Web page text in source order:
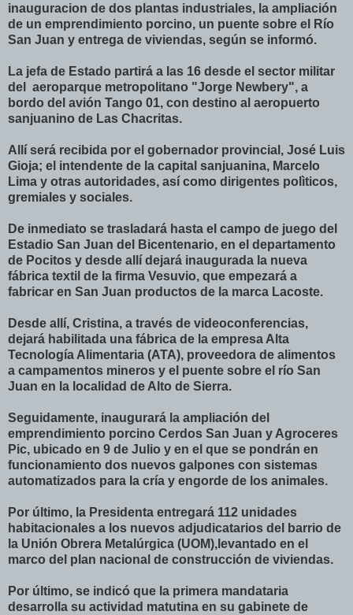
inauguracion de dos plantas industriales, la ampliación
de un emprendimiento porcino, un puente sobre el Río
San Juan y entrega de viviendas, según se informó.
La jefa de Estado partirá a las 16 desde el sector militar
del aeroparque metropolitano "Jorge Newbery", a
bordo del avión Tango 01, con destino al aeropuerto
sanjuanino de Las Chacritas.
A llí será recibida por el gobernador provincial, José Luis
Gioja; el intendente de la capital sanjuanina, Marcelo
Lima y otras autoridades, así como dirigentes polìticos,
gremiales y sociales.
De inmediato se trasladará hasta el campo de juego del
Estadio San Juan del Bicentenario, en el departamento
de Pocitos y desde allí dejará inaugurada la nueva
fábrica textil de la firma Vesuvio, que empezará a
fabricar en San Juan productos de la marca Lacoste.
Desde allí, Cristina, a través de videoconferencias,
dejará habilitada una fábrica de la empresa Alta
Tecnología Alimentaria (ATA), proveedora de alimentos
a campamentos mineros y el puente sobre el río San
Juan en la localidad de Alto de Sierra.
Seguidamente, inaugurará la ampliación del
emprendimiento porcino Cerdos San Juan y Agroceres
Pic, ubicado en 9 de Julio y en el que se pondrán en
funcionamiento dos nuevos galpones con sistemas
automatizados para la cría y engorde de los animales.
Por último, la Presidenta entregará 112 unidades
habitacionales a los nuevos adjudicatarios del barrio de
la Unión Obrera Metalúrgica (UOM),levantado en el
marco del plan nacional de construcción de viviendas.
Por último, se indicó que la primera mandataria
desarrolla su actividad matutina en su gabinete de